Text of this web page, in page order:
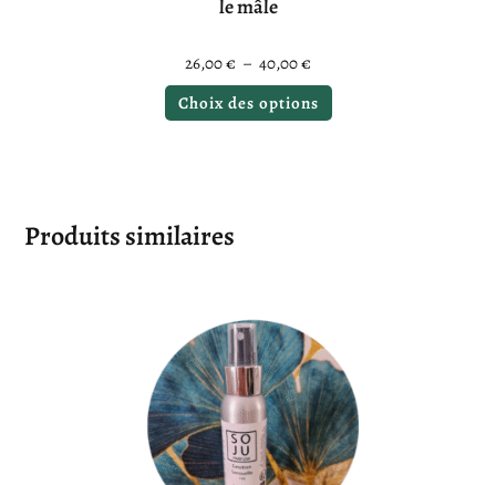
le mâle
26,00€ – 40,00€
Choix des options
Produits similaires